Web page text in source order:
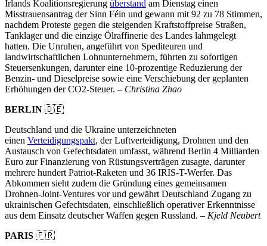
Irlands Koalitionsregierung überstand am Dienstag einen
Misstrauensantrag der Sinn Féin und gewann mit 92 zu 78 Stimmen,
nachdem Proteste gegen die steigenden Kraftstoffpreise Straßen,
Tanklager und die einzige Ölraffinerie des Landes lahmgelegt
hatten. Die Unruhen, angeführt von Spediteuren und
landwirtschaftlichen Lohnunternehmern, führten zu sofortigen
Steuersenkungen, darunter eine 10-prozentige Reduzierung der
Benzin- und Dieselpreise sowie eine Verschiebung der geplanten
Erhöhungen der CO2-Steuer. – Christina Zhao
BERLIN 🇩🇪
Deutschland und die Ukraine unterzeichneten
einen Verteidigungspakt, der Luftverteidigung, Drohnen und den
Austausch von Gefechtsdaten umfasst, während Berlin 4 Milliarden
Euro zur Finanzierung von Rüstungsverträgen zusagte, darunter
mehrere hundert Patriot-Raketen und 36 IRIS-T-Werfer. Das
Abkommen sieht zudem die Gründung eines gemeinsamen
Drohnen-Joint-Ventures vor und gewährt Deutschland Zugang zu
ukrainischen Gefechtsdaten, einschließlich operativer Erkenntnisse
aus dem Einsatz deutscher Waffen gegen Russland. – Kjeld Neubert
PARIS 🇫🇷